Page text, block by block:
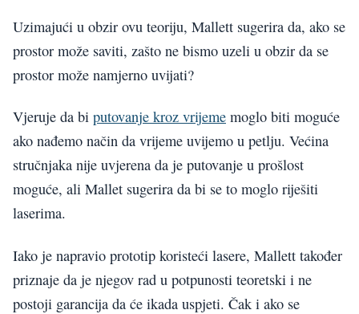
Uzimajući u obzir ovu teoriju, Mallett sugerira da, ako se
prostor može saviti, zašto ne bismo uzeli u obzir da se
prostor može namjerno uvijati?
Vjeruje da bi putovanje kroz vrijeme moglo biti moguće
ako nađemo način da vrijeme uvijemo u petlju. Većina
stručnjaka nije uvjerena da je putovanje u prošlost
moguće, ali Mallet sugerira da bi se to moglo riješiti
laserima.
Iako je napravio prototip koristeći lasere, Mallett također
priznaje da je njegov rad u potpunosti teoretski i ne
postoji garancija da će ikada uspjeti. Čak i ako se